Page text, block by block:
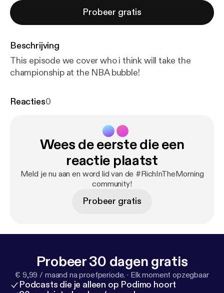
Probeer gratis
Beschrijving
This episode we cover who i think will take the
championship at the NBA bubble!
Reacties0
Wees de eerste die een
reactie plaatst
Meld je nu aan en word lid van de #RichInTheMorning
community!
Probeer gratis
Probeer 30 dagen gratis
€ 9,99 / maand na proefperiode. · Elk moment opzegbaar
Podcasts die je alleen op Podimo hoort